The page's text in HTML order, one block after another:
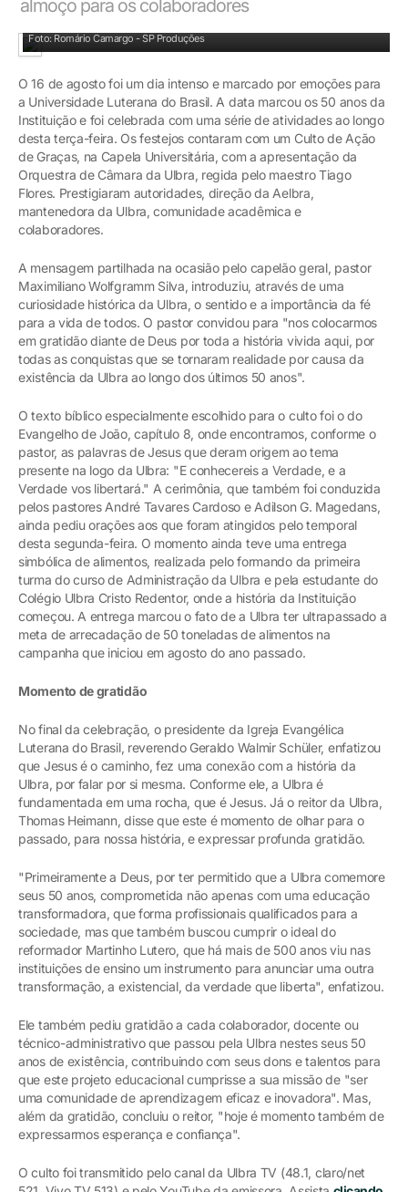
almoço para os colaboradores
Foto: Romário Camargo - SP Produções
O 16 de agosto foi um dia intenso e marcado por emoções para
a Universidade Luterana do Brasil. A data marcou os 50 anos da
Instituição e foi celebrada com uma série de atividades ao longo
desta terça-feira. Os festejos contaram com um Culto de Ação
de Graças, na Capela Universitária, com a apresentação da
Orquestra de Câmara da Ulbra, regida pelo maestro Tiago
Flores. Prestigiaram autoridades, direção da Aelbra,
mantenedora da Ulbra, comunidade acadêmica e
colaboradores.
A mensagem partilhada na ocasião pelo capelão geral, pastor
Maximiliano Wolfgramm Silva, introduziu, através de uma
curiosidade histórica da Ulbra, o sentido e a importância da fé
para a vida de todos. O pastor convidou para "nos colocarmos
em gratidão diante de Deus por toda a história vivida aqui, por
todas as conquistas que se tornaram realidade por causa da
existência da Ulbra ao longo dos últimos 50 anos".
O texto bíblico especialmente escolhido para o culto foi o do
Evangelho de João, capítulo 8, onde encontramos, conforme o
pastor, as palavras de Jesus que deram origem ao tema
presente na logo da Ulbra: "E conhecereis a Verdade, e a
Verdade vos libertará." A cerimônia, que também foi conduzida
pelos pastores André Tavares Cardoso e Adilson G. Magedans,
ainda pediu orações aos que foram atingidos pelo temporal
desta segunda-feira. O momento ainda teve uma entrega
simbólica de alimentos, realizada pelo formando da primeira
turma do curso de Administração da Ulbra e pela estudante do
Colégio Ulbra Cristo Redentor, onde a história da Instituição
começou. A entrega marcou o fato de a Ulbra ter ultrapassado a
meta de arrecadação de 50 toneladas de alimentos na
campanha que iniciou em agosto do ano passado.
Momento de gratidão
No final da celebração, o presidente da Igreja Evangélica
Luterana do Brasil, reverendo Geraldo Walmir Schüler, enfatizou
que Jesus é o caminho, fez uma conexão com a história da
Ulbra, por falar por si mesma. Conforme ele, a Ulbra é
fundamentada em uma rocha, que é Jesus. Já o reitor da Ulbra,
Thomas Heimann, disse que este é momento de olhar para o
passado, para nossa história, e expressar profunda gratidão.
"Primeiramente a Deus, por ter permitido que a Ulbra comemore
seus 50 anos, comprometida não apenas com uma educação
transformadora, que forma profissionais qualificados para a
sociedade, mas que também buscou cumprir o ideal do
reformador Martinho Lutero, que há mais de 500 anos viu nas
instituições de ensino um instrumento para anunciar uma outra
transformação, a existencial, da verdade que liberta", enfatizou.
Ele também pediu gratidão a cada colaborador, docente ou
técnico-administrativo que passou pela Ulbra nestes seus 50
anos de existência, contribuindo com seus dons e talentos para
que este projeto educacional cumprisse a sua missão de "ser
uma comunidade de aprendizagem eficaz e inovadora". Mas,
além da gratidão, concluiu o reitor, "hoje é momento também de
expressarmos esperança e confiança".
O culto foi transmitido pelo canal da Ulbra TV (48.1, claro/net